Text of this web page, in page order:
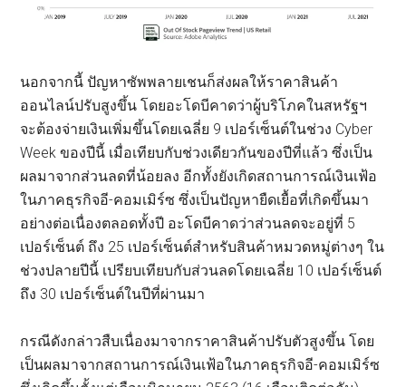
นอกจากนี้ ปัญหาซัพพลายเชนก็ส่งผลให้ราคาสินค้า
ออนไลน์ปรับสูงขึ้น โดยอะโดบีคาดว่าผู้บริโภคในสหรัฐฯ
จะต้องจ่ายเงินเพิ่มขึ้นโดยเฉลี่ย 9 เปอร์เซ็นต์ในช่วง Cyber
Week ของปีนี้ เมื่อเทียบกับช่วงเดียวกันของปีที่แล้ว ซึ่งเป็น
ผลมาจากส่วนลดที่น้อยลง อีกทั้งยังเกิดสถานการณ์เงินเฟ้อ
ในภาคธุรกิจอี-คอมเมิร์ซ ซึ่งเป็นปัญหายืดเยื้อที่เกิดขึ้นมา
อย่างต่อเนื่องตลอดทั้งปี อะโดบีคาดว่าส่วนลดจะอยู่ที่ 5
เปอร์เซ็นต์ ถึง 25 เปอร์เซ็นต์สำหรับสินค้าหมวดหมู่ต่างๆ ใน
ช่วงปลายปีนี้ เปรียบเทียบกับส่วนลดโดยเฉลี่ย 10 เปอร์เซ็นต์
ถึง 30 เปอร์เซ็นต์ในปีที่ผ่านมา
กรณีดังกล่าวสืบเนื่องมาจากราคาสินค้าปรับตัวสูงขึ้น โดย
เป็นผลมาจากสถานการณ์เงินเฟ้อในภาคธุรกิจอี-คอมเมิร์ซ